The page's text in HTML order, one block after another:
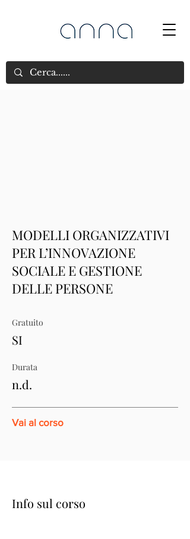
MODELLI ORGANIZZATIVI
PER L’INNOVAZIONE
SOCIALE E GESTIONE
DELLE PERSONE
Gratuito
SI
Durata
n.d.
Vai al corso
Info sul corso